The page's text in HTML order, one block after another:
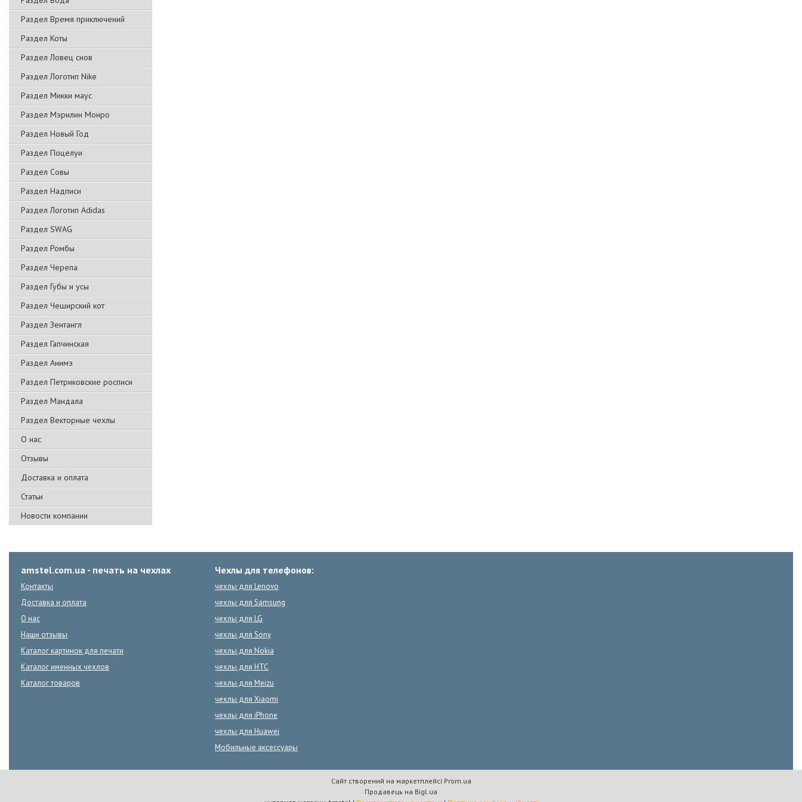
Раздел Время приключений
Раздел Коты
Раздел Ловец снов
Раздел Логотип Nike
Раздел Микки маус
Раздел Мэрилин Монро
Раздел Новый Год
Раздел Поцелуи
Раздел Совы
Раздел Надписи
Раздел Логотип Adidas
Раздел SWAG
Раздел Ромбы
Раздел Черепа
Раздел Губы и усы
Раздел Чеширский кот
Раздел Зентангл
Раздел Гапчинская
Раздел Анимэ
Раздел Петриковские росписи
Раздел Мандала
Раздел Векторные чехлы
О нас
Отзывы
Доставка и оплата
Статьи
Новости компании
amstel.com.ua - печать на чехлах
Контакты
Доставка и оплата
О нас
Наши отзывы
Каталог картинок для печати
Каталог именных чехлов
Каталог товаров
Чехлы для телефонов:
чехлы для Lenovo
чехлы для Samsung
чехлы для LG
чехлы для Sony
чехлы для Nokia
чехлы для HTC
чехлы для Meizu
чехлы для Xiaomi
чехлы для iPhone
чехлы для Huawei
Мобильные аксессуары
Сайт створений на маркетплейсі Prom.ua
Продавець на Bigl.ua